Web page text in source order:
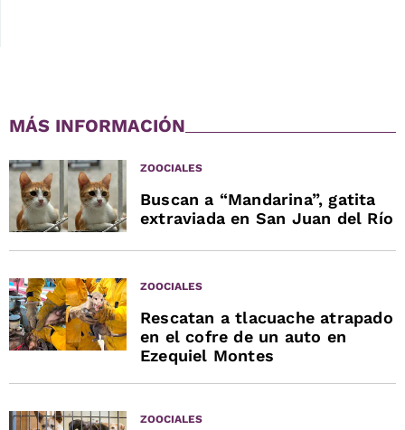
MÁS INFORMACIÓN
ZOOCIALES
Buscan a “Mandarina”, gatita
extraviada en San Juan del Río
ZOOCIALES
Rescatan a tlacuache atrapado
en el cofre de un auto en
Ezequiel Montes
ZOOCIALES